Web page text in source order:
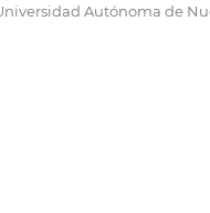
Autónoma de